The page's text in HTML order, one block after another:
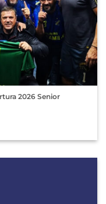
2026 Senior